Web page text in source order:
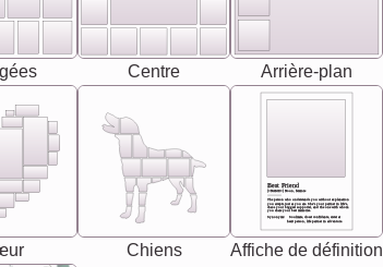
Centre Arrière-plan
Chiens
Best Friend
[<NAME>] Noun, feminie
Synonyms: Soulmate, closet confidante, sister at
heart person, life partner in adventure.
The person who understands you without explanation
you accepts just as you are. She's your partner in life's,
chaos your biggest supporter, and the one with whom
you share your best memories.
Affiche de définition